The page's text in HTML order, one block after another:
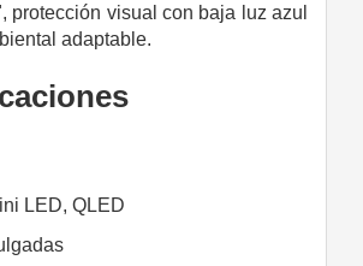
protección visual con baja luz azul
adaptable.
LED, QLED